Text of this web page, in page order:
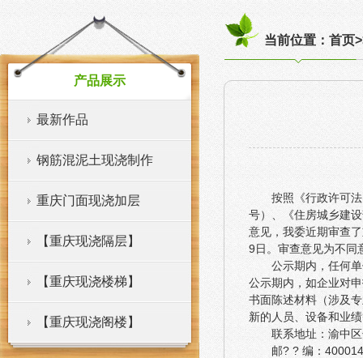
产品展示
最新作品
钢筋混泥土现浇制作
重庆门面现浇加层
【重庆现浇隔层】
【重庆现浇楼梯】
【重庆现浇阁楼】
当前位置：首页
按照《行政许可
号）、《住房城乡建
意见，我委近期审查
9日。审查意见为不同
公示期内，任何
公示期内，如企业对
书面陈述材料（涉及
新的人员、设备和业
联系地址：渝中
邮? ? 编：